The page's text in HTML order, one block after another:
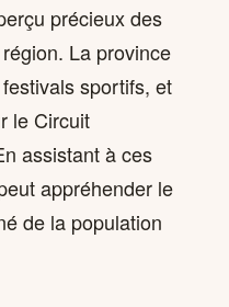
précieux des
La province
sportifs, et
le Circuit
assistant à ces
appréhender le
de la population